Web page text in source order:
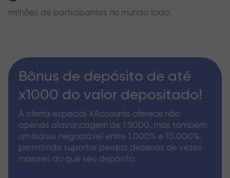
milhões de participantes no mundo todo
Bônus de depósito de até
x1000 do valor depositado!
A oferta especial XAccounts oferece não
apenas alavancagem de 1:5000, mas também
um bônus negociável entre 1.000% e 10.000%,
permitindo suportar perdas dezenas de vezes
maiores do que seu depósito.